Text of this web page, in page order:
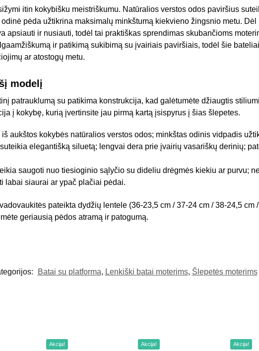
itin kokybišku meistriškumu. Natūralios verstos odos paviršius
pėda užtikrina maksimalų minkštumą kiekvieno žingsnio metu. Dėl
apsiauti ir nusiauti, todėl tai praktiškas sprendimas skubančioms
ir patikimą sukibimą su įvairiais paviršiais, todėl šie
ar atostogų metu.
modelį
patrauklumą su patikima konstrukcija, kad galėtumėte džiaugtis
į kokybę, kurią įvertinsite jau pirmą kartą įsispyrus į šias šlepetes.
iš aukštos kokybės natūralios verstos odos; minkštas odinis vidpadis
elegantišką siluetą; lengvai dera prie įvairių vasariškų derinių;
saugoti nuo tiesioginio sąlyčio su dideliu drėgmės kiekiu ar purvu;
labai siaurai ar ypač plačiai pėdai.
pateikta dydžių lentele (36-23,5 cm / 37-24 cm / 38-24,5 cm
geriausią pėdos atramą ir patogumą.
Batai su platforma, Lenkiški batai moterims, Šlepetės moterims
Akcija! Akcija! Akcija!